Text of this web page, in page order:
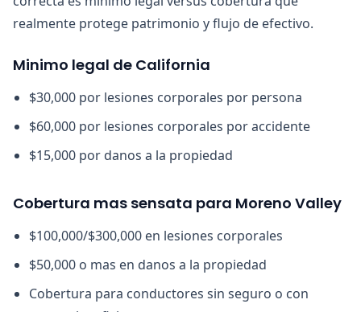
realmente protege patrimonio y flujo de efectivo.
Minimo legal de California
$30,000 por lesiones corporales por persona
$60,000 por lesiones corporales por accidente
$15,000 por danos a la propiedad
Cobertura mas sensata para Moreno Valley
$100,000/$300,000 en lesiones corporales
$50,000 o mas en danos a la propiedad
Cobertura para conductores sin seguro o con